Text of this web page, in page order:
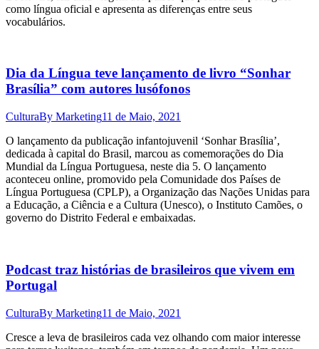
como língua oficial e apresenta as diferenças entre seus
vocabulários.
Dia da Língua teve lançamento de livro “Sonhar
Brasília” com autores lusófonos
CulturaBy Marketing11 de Maio, 2021
O lançamento da publicação infantojuvenil ‘Sonhar Brasília’,
dedicada à capital do Brasil, marcou as comemorações do Dia
Mundial da Língua Portuguesa, neste dia 5. O lançamento
aconteceu online, promovido pela Comunidade dos Países de
Língua Portuguesa (CPLP), a Organização das Nações Unidas para
a Educação, a Ciência e a Cultura (Unesco), o Instituto Camões, o
governo do Distrito Federal e embaixadas.
Podcast traz histórias de brasileiros que vivem em
Portugal
CulturaBy Marketing11 de Maio, 2021
Cresce a leva de brasileiros cada vez olhando com maior interesse